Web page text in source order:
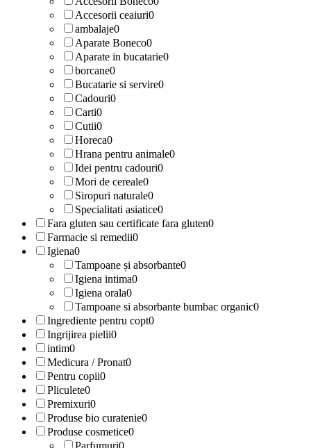
Accesorii ceaiuri0
ambalaje0
Aparate Boneco0
Aparate in bucatarie0
borcane0
Bucatarie si servire0
Cadouri0
Carti0
Cutii0
Horeca0
Hrana pentru animale0
Idei pentru cadouri0
Mori de cereale0
Siropuri naturale0
Specialitati asiatice0
Fara gluten sau certificate fara gluten0
Farmacie si remedii0
Igiena0
Tampoane și absorbante0
Igiena intima0
Igiena orala0
Tampoane si absorbante bumbac organic0
Ingrediente pentru copt0
Ingrijirea pielii0
intim0
Medicura / Pronat0
Pentru copii0
Pliculete0
Premixuri0
Produse bio curatenie0
Produse cosmetice0